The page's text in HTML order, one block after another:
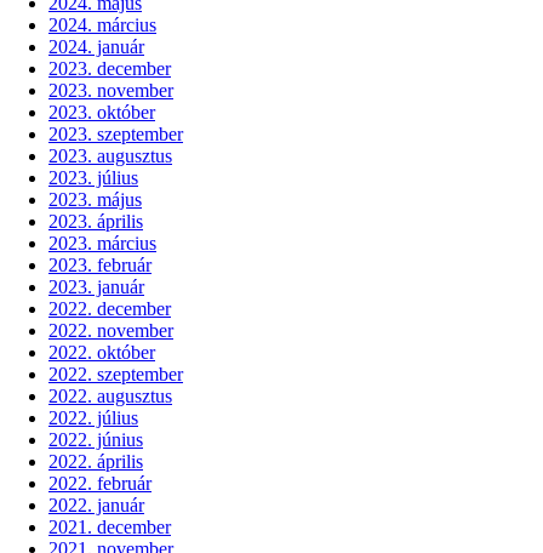
2024. március
2024. január
2023. december
2023. november
2023. október
2023. szeptember
2023. augusztus
2023. július
2023. május
2023. április
2023. március
2023. február
2023. január
2022. december
2022. november
2022. október
2022. szeptember
2022. augusztus
2022. július
2022. június
2022. április
2022. február
2022. január
2021. december
2021. november